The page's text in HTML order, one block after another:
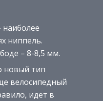
ниппель.
– 8-8,5 мм.
новый тип
велосипедный
идет в